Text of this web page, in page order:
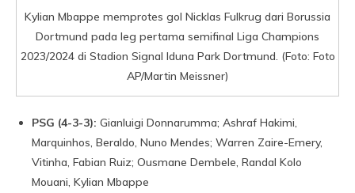
Kylian Mbappe memprotes gol Nicklas Fulkrug dari Borussia
Dortmund pada leg pertama semifinal Liga Champions
2023/2024 di Stadion Signal Iduna Park Dortmund. (Foto: Foto
AP/Martin Meissner)
PSG (4-3-3): Gianluigi Donnarumma; Ashraf Hakimi,
Marquinhos, Beraldo, Nuno Mendes; Warren Zaire-Emery,
Vitinha, Fabian Ruiz; Ousmane Dembele, Randal Kolo
Mouani, Kylian Mbappe